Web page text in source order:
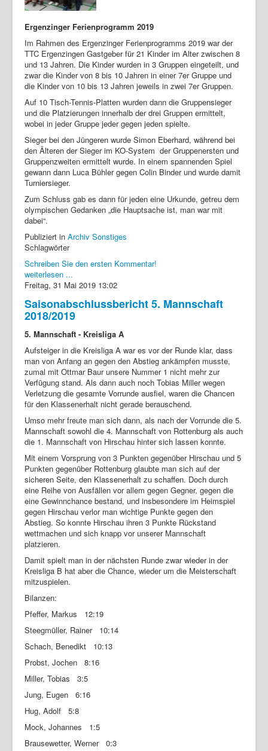
Ergenzinger Ferienprogramm 2019
Im Rahmen des Ergenzinger Ferienprogramms 2019 war der
TTC Ergenzingen Gastgeber für 21 Kinder im Alter zwischen 8
und 13 Jahren. Die Kinder wurden in 3 Gruppen eingeteilt, und
zwar die Kinder von 8 bis 10 Jahren in einer 7er Gruppe und
die Kinder von 10 bis 13 Jahren jeweils in zwei 7er Gruppen.
Auf 10 Tisch-Tennis-Platten wurden dann die Gruppensieger
und die Platzierungen innerhalb der drei Gruppen ermittelt,
wobei in jeder Gruppe jeder gegen jeden spielte.
Sieger bei den Jüngeren wurde Simon Eberhard, während bei
den Älteren der Sieger im KO-System der Gruppenersten und
Gruppenzweiten ermittelt wurde. In einem spannenden Spiel
gewann dann Luca Bühler gegen Colin Binder und wurde damit
Turniersieger.
Zum Schluss gab es dann für jeden eine Urkunde, getreu dem
olympischen Gedanken „die Hauptsache ist, man war mit
dabei“.
Publiziert in Archiv Sonstiges
Schlagwörter
Schreiben Sie den ersten Kommentar!
weiterlesen ...
Freitag, 31 Mai 2019 13:02
Saisonabschlussbericht 5. Mannschaft
2018/2019
5. Mannschaft - Kreisliga A
Aufsteiger in die Kreisliga A war es vor der Runde klar, dass
man von Anfang an gegen den Abstieg ankämpfen musste,
zumal mit Ottmar Baur unsere Nummer 1 nicht mehr zur
Verfügung stand. Als dann auch noch Tobias Miller wegen
Verletzung die gesamte Vorrunde ausfiel, waren die Chancen
für den Klassenerhalt nicht gerade berauschend.
Umso mehr freute man sich dann, als nach der Vorrunde die 5.
Mannschaft sowohl die 4. Mannschaft von Rottenburg als auch
die 1. Mannschaft von Hirschau hinter sich lassen konnte.
Mit einem Vorsprung von 3 Punkten gegenüber Hirschau und 5
Punkten gegenüber Rottenburg glaubte man sich auf der
sicheren Seite, den Klassenerhalt zu schaffen. Doch durch
eine Reihe von Ausfällen vor allem gegen Gegner, gegen die
eine Gewinnchance bestand, und insbesondere im Heimspiel
gegen Hirschau verlor man wichtige Punkte gegen den
Abstieg. So konnte Hirschau ihren 3 Punkte Rückstand
wettmachen und sich knapp vor unserer Mannschaft
platzieren.
Damit spielt man in der nächsten Runde zwar wieder in der
Kreisliga B hat aber die Chance, wieder um die Meisterschaft
mitzuspielen.
Bilanzen:
Pfeffer, Markus 12:19
Steegmüller, Rainer 10:14
Schach, Benedikt 10:13
Probst, Jochen 8:16
Miller, Tobias 3:5
Jung, Eugen 6:16
Hug, Adolf 5:8
Mock, Johannes 1:5
Brausewetter, Werner 0:3